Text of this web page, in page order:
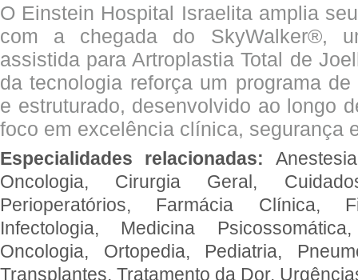
O Einstein Hospital Israelita amplia
com a chegada do SkyWalker®,
assistida para Artroplastia Total de
da tecnologia reforça um programa
e estruturado, desenvolvido ao longo
foco em excelência clínica, segurança
Especialidades relacionadas:
Oncologia, Cirurgia Geral,
Perioperatórios, Farmácia Clínica,
Infectologia, Medicina
Oncologia, Ortopedia, Pediatria,
Transplantes, Tratamento da Dor,